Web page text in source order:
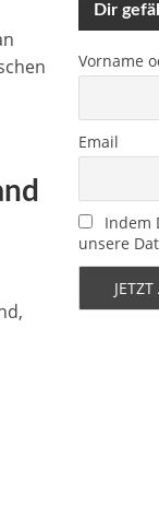
Dir
Vorname
Email
Indem
unsere